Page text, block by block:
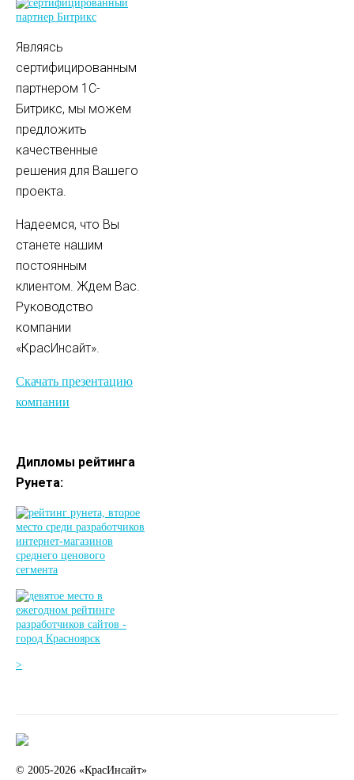
Являясь
сертифицированным
партнером 1С-
Битрикс, мы можем
предложить
качественные
решения для Вашего
проекта.
Надеемся, что Вы
станете нашим
постоянным
клиентом. Ждем Вас.
Руководство
компании
«КрасИнсайт».
Скачать презентацию
компании
Дипломы рейтинга
Рунета:
>
© 2005-2026 «КрасИнсайт»